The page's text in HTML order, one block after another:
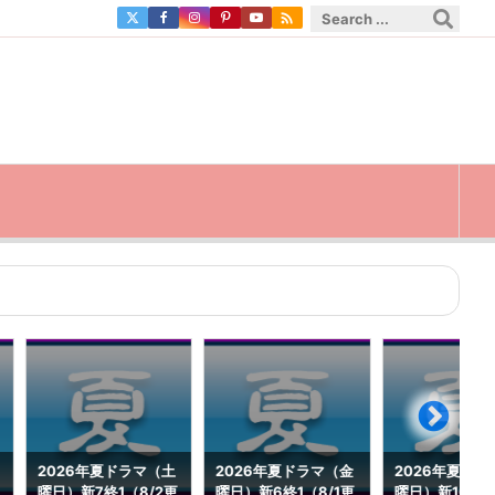

2026年夏ドラマ（土
2026年夏ドラマ（金
2026年夏ドラ